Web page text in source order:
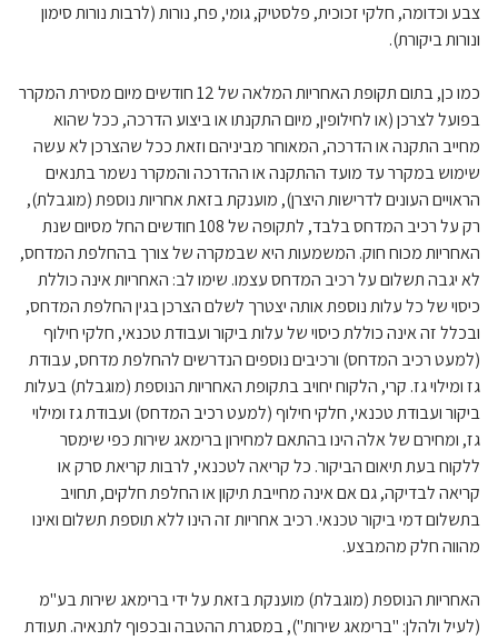
צבע וכדומה, חלקי זכוכית, פלסטיק, גומי, פח, נורות (לרבות נורות סימון
ונורות ביקורת).
כמו כן, בתום תקופת האחריות המלאה של 12 חודשים מיום מסירת המקרר
בפועל לצרכן (או לחילופין, מיום התקנתו או ביצוע הדרכה, ככל שהוא
מחייב התקנה או הדרכה, המאוחר מביניהם וזאת ככל שהצרכן לא עשה
שימוש במקרר עד מועד ההתקנה או ההדרכה והמקרר נשמר בתנאים
הראויים העונים לדרישות היצרן), מוענקת בזאת אחריות נוספת (מוגבלת),
רק על רכיב המדחס בלבד, לתקופה של 108 חודשים החל מסיום שנת
האחריות מכוח חוק. המשמעות היא שבמקרה של צורך בהחלפת המדחס,
לא יגבה תשלום על רכיב המדחס עצמו. שימו לב: האחריות אינה כוללת
כיסוי של כל עלות נוספת אותה יצטרך לשלם הצרכן בגין החלפת המדחס,
ובכלל זה אינה כוללת כיסוי של עלות ביקור ועבודת טכנאי, חלקי חילוף
(למעט רכיב המדחס) ורכיבים נוספים הנדרשים להחלפת מדחס, עבודת
גז ומילוי גז. קרי, הלקוח יחויב בתקופת האחריות הנוספת (מוגבלת) בעלות
ביקור ועבודת טכנאי, חלקי חילוף (למעט רכיב המדחס) ועבודת גז ומילוי
גז, ומחירם של אלה הינו בהתאם למחירון ברימאג שירות כפי שימסר
ללקוח בעת תיאום הביקור. כל קריאה לטכנאי, לרבות קריאת סרק או
קריאה לבדיקה, גם אם אינה מחייבת תיקון או החלפת חלקים, תחויב
בתשלום דמי ביקור טכנאי. רכיב אחריות זה הינו ללא תוספת תשלום ואינו
מהווה חלק מהמבצע.
האחריות הנוספת (מוגבלת) מוענקת בזאת על ידי ברימאג שירות בע"מ
(לעיל ולהלן: "ברימאג שירות"), במסגרת ההטבה ובכפוף לתנאיה. תעודת